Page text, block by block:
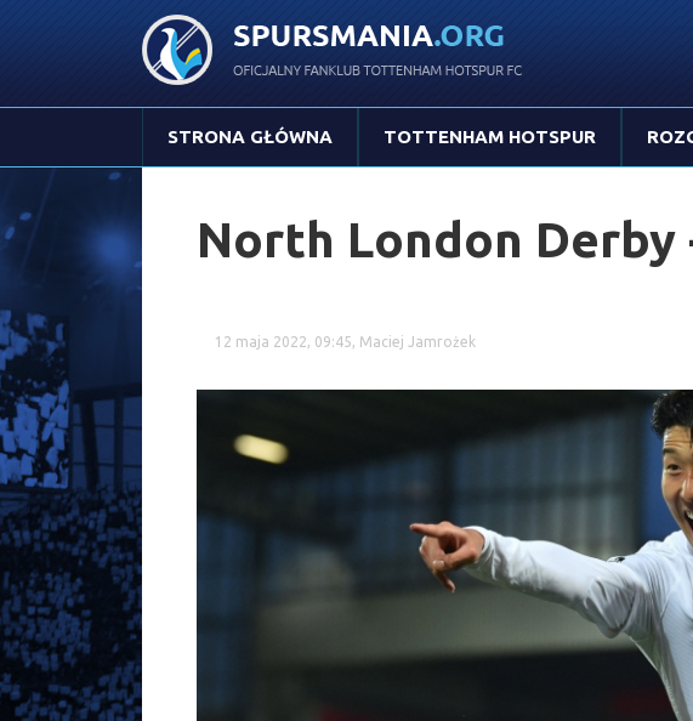
STRONA GŁÓWNA TOTTENHAM HOTSPUR
North London Derby
12 maja 2022, 09:45, Maciej Jamrożek